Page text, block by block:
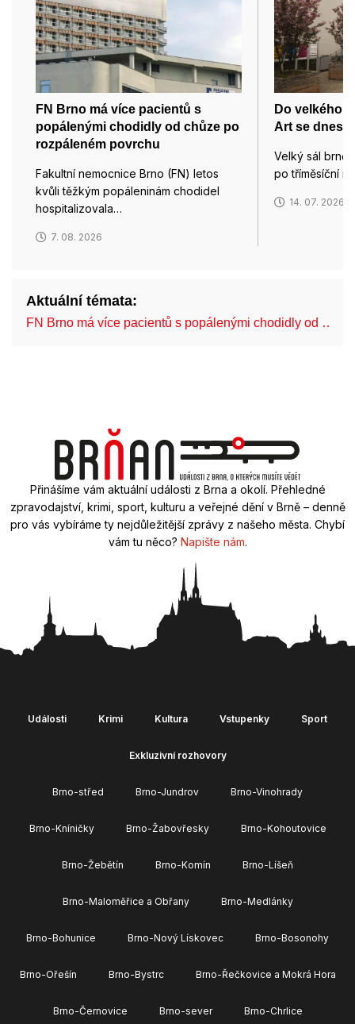
FN Brno má více pacientů s
popálenými chodidly od chůze po
rozpáleném povrchu
Fakultní nemocnice Brno (FN) letos
kvůli těžkým popáleninám chodidel
hospitalizovala…
7. 08. 2026
Do velkého
Art se dnes
Velký sál
po tříměsíční
14. 07. 2026
Aktuální témata:
FN Brno má více pacientů s popálenými chodidly od …
Přinášíme vám aktuální události z Brna a okolí. Přehledné
zpravodajství, krimi, sport, kulturu a veřejné dění v Brně – denně
pro vás vybíráme ty nejdůležitější zprávy z našeho města. Chybí
vám tu něco? Napište nám.
Události Krimi Kultura Vstupenky Sport
Exkluzivní rozhovory
Brno-střed Brno-Jundrov Brno-Vinohrady
Brno-Kníničky Brno-Žabovřesky Brno-Kohoutovice
Brno-Žebětín Brno-Komín Brno-Líšeň
Brno-Maloměřice a Obřany Brno-Medlánky
Brno-Bohunice Brno-Nový Lískovec Brno-Bosonohy
Brno-Ořešín Brno-Bystrc Brno-Řečkovice a Mokrá Hora
Brno-Černovice Brno-sever Brno-Chrlice